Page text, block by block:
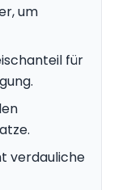
um
für
verdauliche